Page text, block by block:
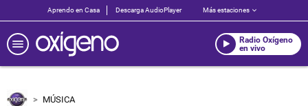
Aprendo en Casa Descarga AudioPlayer Más estaciones
Radio Oxígeno
en vivo
MÚSICA